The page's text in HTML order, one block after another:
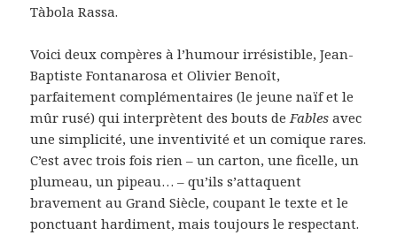
Tàbola Rassa.
Voici deux compères à l’humour irrésistible, Jean-
Baptiste Fontanarosa et Olivier Benoît,
parfaitement complémentaires (le jeune naïf et le
mûr rusé) qui interprètent des bouts de Fables avec
une simplicité, une inventivité et un comique rares.
C’est avec trois fois rien – un carton, une ficelle, un
plumeau, un pipeau… – qu’ils s’attaquent
bravement au Grand Siècle, coupant le texte et le
ponctuant hardiment, mais toujours le respectant.